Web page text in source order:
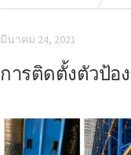
มีนาคม 24, 2021
การติดตั้งตัวป้อ